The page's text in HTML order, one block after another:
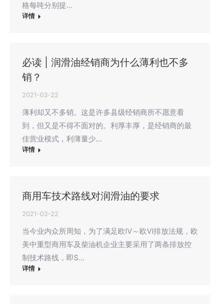
格每吨分别提…
详情
必读 | 润滑油经销商为什么薄利也不多
销？
2021-03-22
薄利却又不多销。这是许多县级经销商所不愿意看
到，但又是不得不面对的。利厚丰厚，是经销商的最
佳营业模式，利薄量少…
详情
商用车技术路线对润滑油的要求
2021-03-22
当今业内众所周知，为了满足欧Ⅳ～欧Ⅵ排放法规，欧
美中重型商用车及柴油机企业主要采用了两条排放控
制技术路线，即S…
详情